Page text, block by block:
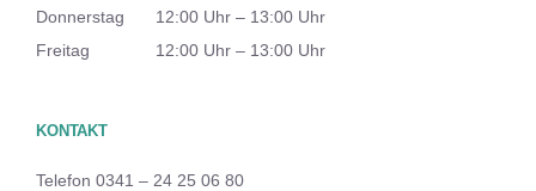
Donnerstag
12:00 Uhr – 13:00 Uhr
Freitag
12:00 Uhr – 13:00 Uhr
KONTAKT
Telefon 0341 – 24 25 06 80